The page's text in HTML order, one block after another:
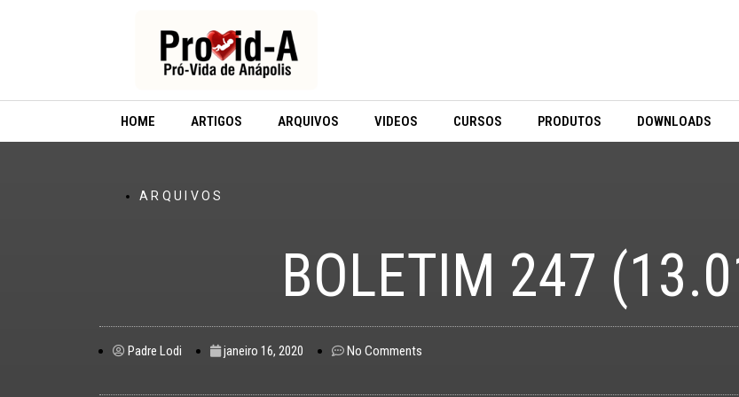
HOME ARTIGOS ARQUIVOS VIDEOS CURSOS PRODUTOS DOWNLOADS
ARQUIVOS
BOLETIM 247
Padre Lodi janeiro 16, 2020 No Comments